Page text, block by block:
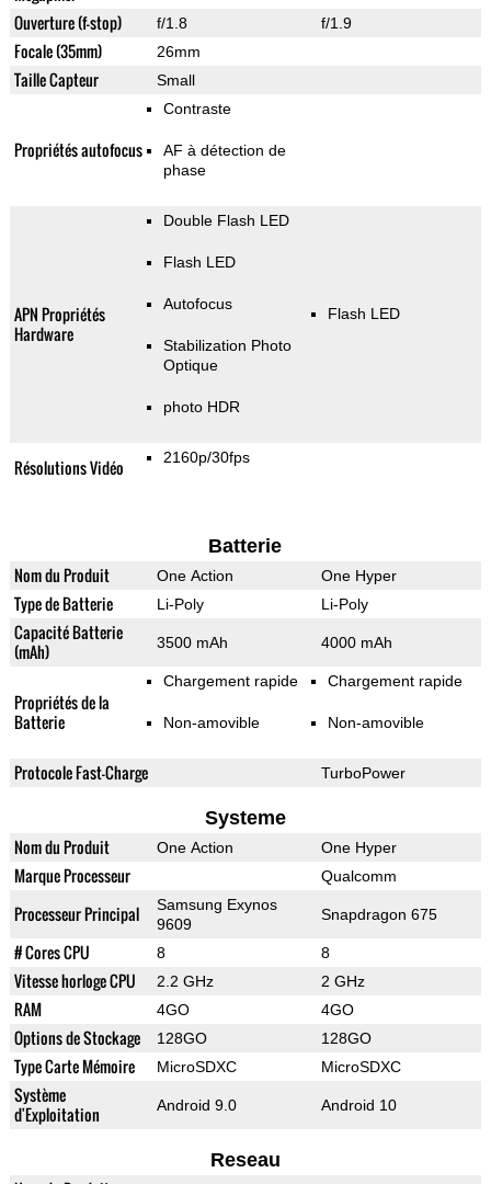
Ouverture (f-stop) f/1.8 f/1.9
Focale (35mm) 26mm
Taille Capteur Small
Propriétés autofocus
Contraste
AF à détection de
phase
APN Propriétés
Hardware
Double Flash LED
Flash LED
Autofocus
Stabilization Photo
Optique
photo HDR
Flash LED
Résolutions Vidéo 2160p/30fps
Batterie
Nom du Produit One Action One Hyper
Type de Batterie Li-Poly Li-Poly
Capacité Batterie
(mAh)
3500 mAh 4000 mAh
Propriétés de la
Batterie
Chargement rapide
Non-amovible
Chargement rapide
Non-amovible
Protocole Fast-Charge TurboPower
Systeme
Nom du Produit One Action One Hyper
Marque Processeur Qualcomm
Processeur Principal
Samsung Exynos
9609
Snapdragon 675
# Cores CPU 8 8
Vitesse horloge CPU 2.2 GHz 2 GHz
RAM 4GO 4GO
Options de Stockage 128GO 128GO
Type Carte Mémoire MicroSDXC MicroSDXC
Système
d'Exploitation
Android 9.0 Android 10
Reseau